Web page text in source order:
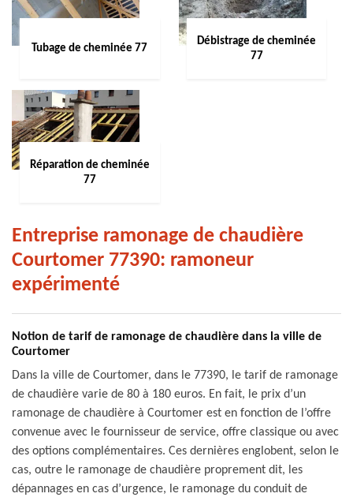
Tubage de cheminée 77
Débistrage de cheminée
77
Réparation de cheminée
77
Entreprise ramonage de chaudière
Courtomer 77390: ramoneur
expérimenté
Notion de tarif de ramonage de chaudière dans la ville de
Courtomer
Dans la ville de Courtomer, dans le 77390, le tarif de ramonage
de chaudière varie de 80 à 180 euros. En fait, le prix d’un
ramonage de chaudière à Courtomer est en fonction de l’offre
convenue avec le fournisseur de service, offre classique ou avec
des options complémentaires. Ces dernières englobent, selon le
cas, outre le ramonage de chaudière proprement dit, les
dépannages en cas d’urgence, le ramonage du conduit de